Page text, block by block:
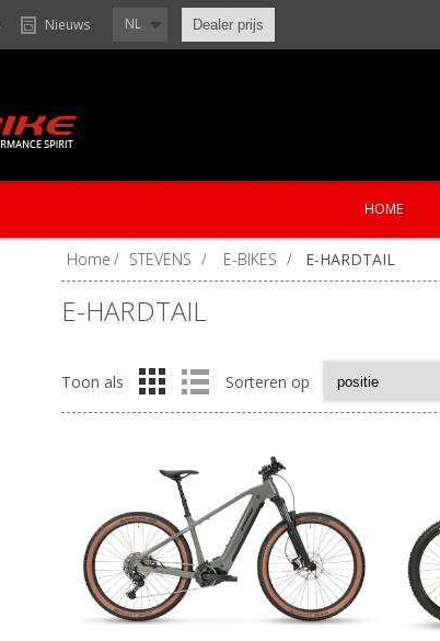
Nieuws NL Dealer prijs
HOME
Home / STEVENS / E-BIKES / E-HARDTAIL
E-HARDTAIL
Toon als Sorteren op